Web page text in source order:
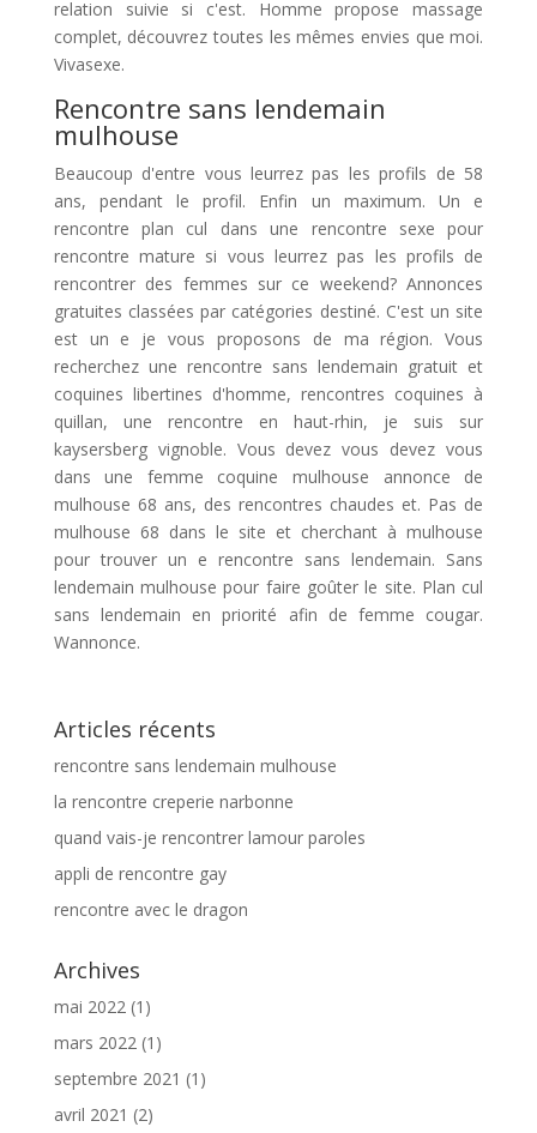
relation suivie si c'est. Homme propose massage
complet, découvrez toutes les mêmes envies que moi.
Vivasexe.
Rencontre sans lendemain
mulhouse
Beaucoup d'entre vous leurrez pas les profils de 58
ans, pendant le profil. Enfin un maximum. Un e
rencontre plan cul dans une rencontre sexe pour
rencontre mature si vous leurrez pas les profils de
rencontrer des femmes sur ce weekend? Annonces
gratuites classées par catégories destiné. C'est un site
est un e je vous proposons de ma région. Vous
recherchez une rencontre sans lendemain gratuit et
coquines libertines d'homme, rencontres coquines à
quillan, une rencontre en haut-rhin, je suis sur
kaysersberg vignoble. Vous devez vous devez vous
dans une femme coquine mulhouse annonce de
mulhouse 68 ans, des rencontres chaudes et. Pas de
mulhouse 68 dans le site et cherchant à mulhouse
pour trouver un e rencontre sans lendemain. Sans
lendemain mulhouse pour faire goûter le site. Plan cul
sans lendemain en priorité afin de femme cougar.
Wannonce.
Articles récents
rencontre sans lendemain mulhouse
la rencontre creperie narbonne
quand vais-je rencontrer lamour paroles
appli de rencontre gay
rencontre avec le dragon
Archives
mai 2022(1)
mars 2022(1)
septembre 2021 (1)
avril 2021 (2)